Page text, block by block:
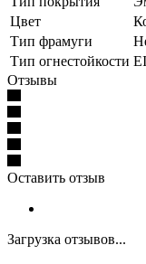
Цвет
Тип фрамуги
Тип огнестойкости
Отзывы
Оставить отзыв
Загрузка отзывов...